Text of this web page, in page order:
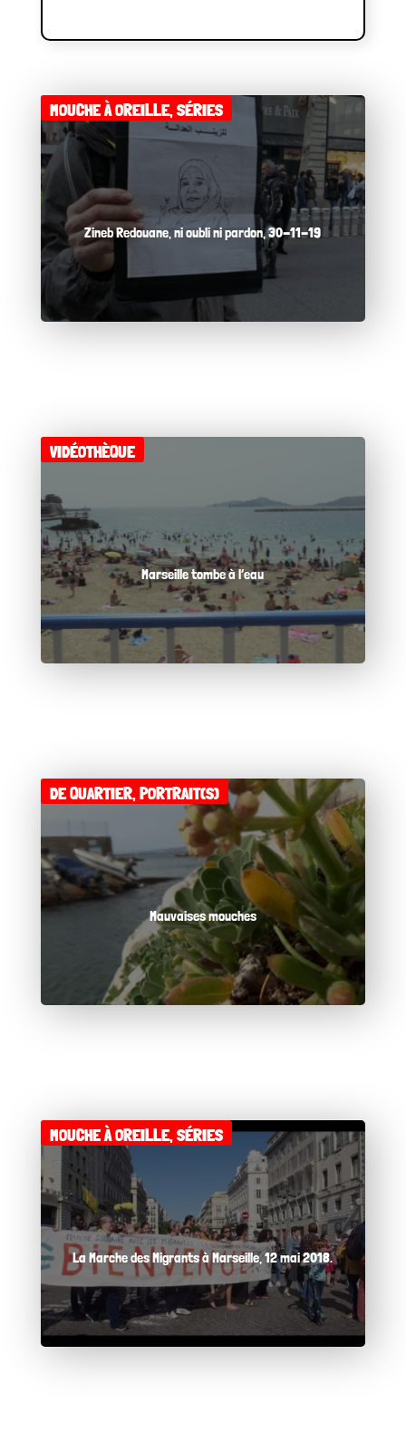
Zineb Redouane, ni oubli ni pardon, 30-11-19
MOUCHE À OREILLE,SÉRIES
Marseille tombe à l’eau
VIDÉOTHÈQUE
Mauvaises mouches
DE QUARTIER,PORTRAIT(S)
La Marche des Migrants à Marseille, 12 mai 2018.
MOUCHE À OREILLE,SÉRIES